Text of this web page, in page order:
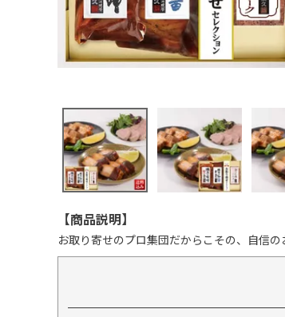
【商品説明】
お取り寄せのプロ集団だからこその、自信